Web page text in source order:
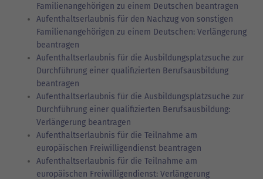
Familienangehörigen zu einem Deutschen beantragen
Aufenthaltserlaubnis für den Nachzug von sonstigen
Familienangehörigen zu einem Deutschen: Verlängerung
beantragen
Aufenthaltserlaubnis für die Ausbildungsplatzsuche zur
Durchführung einer qualifizierten Berufsausbildung
beantragen
Aufenthaltserlaubnis für die Ausbildungsplatzsuche zur
Durchführung einer qualifizierten Berufsausbildung:
Verlängerung beantragen
Aufenthaltserlaubnis für die Teilnahme am
europäischen Freiwilligendienst beantragen
Aufenthaltserlaubnis für die Teilnahme am
europäischen Freiwilligendienst: Verlängerung